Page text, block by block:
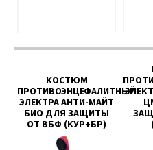
КОСТЮМ
ПРОТИВОЭНЦЕФАЛИТНЫЙ
ЭЛЕКТРА АНТИ-МАЙТ
БИО ДЛЯ ЗАЩИТЫ
ОТ ВБФ (КУР+БР)